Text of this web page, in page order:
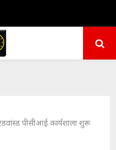
पीसीआई कार्यशाला शुरू